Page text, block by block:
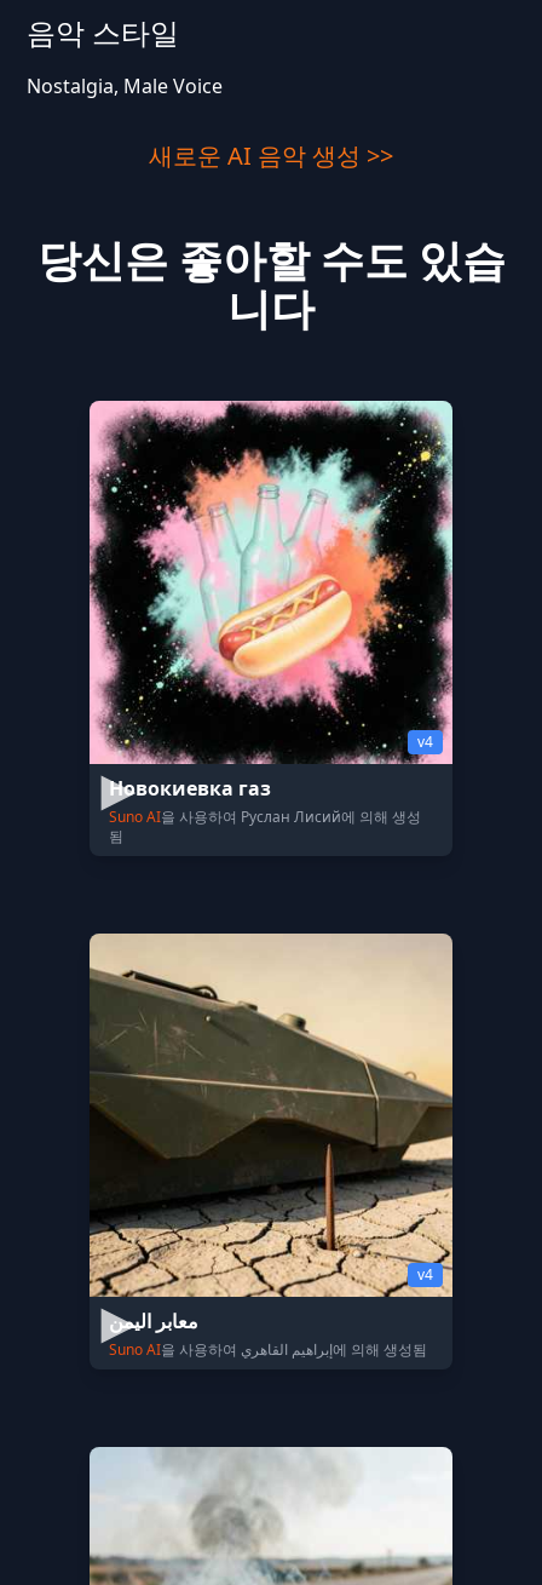
음악 스타일
Nostalgia, Male Voice
새로운 AI 음악 생성 >>
당신은 좋아할 수도 있습
니다
v4
Новокиевка газ
Suno AI을 사용하여 Руслан Лисий에 의해 생성
됨
v4
معابر اليمن
Suno AI 을 사용하여 إبراهيم القاهري에 의해 생성됨